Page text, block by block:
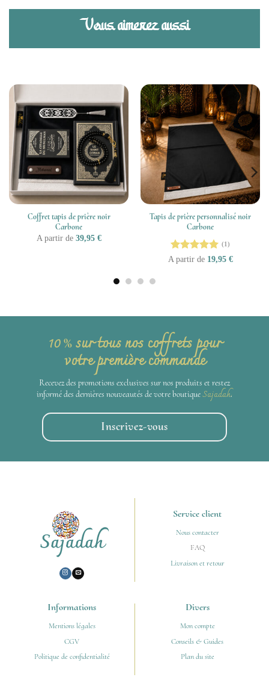
Vous aimerez aussi
Coffret tapis de prière noir
Carbone
A partir de 39,95 €
Tapis de prière personnalisé noir
Carbone
Note5sur
(1)
A partir de 19,95 €
10% sur tous nos coffrets pour
votre première commande
Recevez des promotions exclusives sur nos produits et restez
informé des dernières nouveautés de votre boutiqueSajadah.
Inscrivez-vous
Service client
Nous contacter
FAQ
Livraison et retour
Informations
Mentions légales
CGV
Politique de confidentialité
Divers
Mon compte
Conseils & Guides
Plan du site